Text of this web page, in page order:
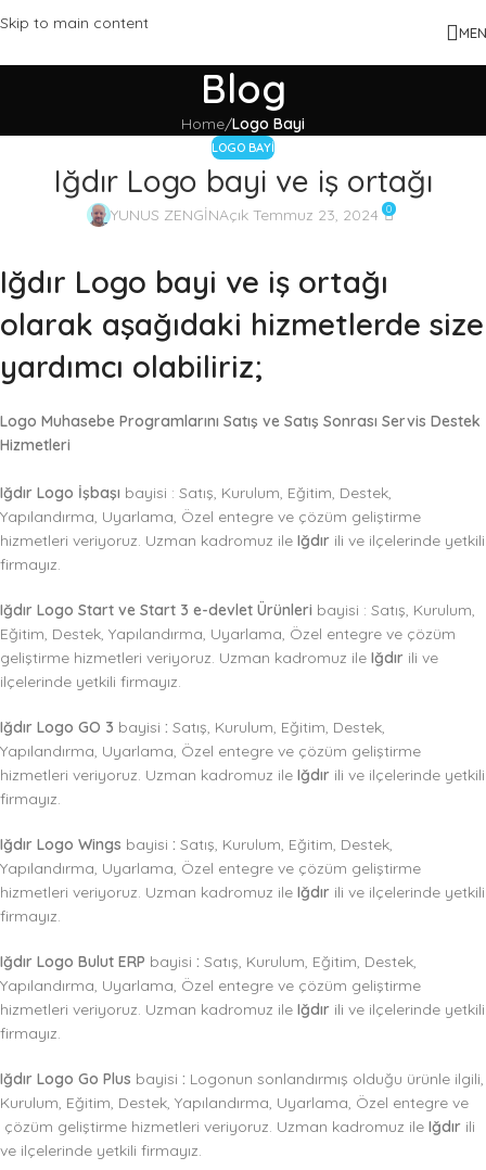
Skip to main content
Blog
Home/Logo Bayi
LOGO BAYI
Iğdır Logo bayi ve iş ortağı
YUNUS ZENGİNAçık Temmuz 23, 2024 0
Iğdır Logo bayi ve iş ortağı
olarak aşağıdaki hizmetlerde size
yardımcı olabiliriz;
Logo Muhasebe Programlarını Satış ve Satış Sonrası Servis Destek
Hizmetleri
Iğdır Logo İşbaşı bayisi : Satış, Kurulum, Eğitim, Destek,
Yapılandırma, Uyarlama, Özel entegre ve çözüm geliştirme
hizmetleri veriyoruz. Uzman kadromuz ile Iğdır ili ve ilçelerinde yetkili
firmayız.
Iğdır Logo Start ve Start 3 e-devlet Ürünleri bayisi : Satış, Kurulum,
Eğitim, Destek, Yapılandırma, Uyarlama, Özel entegre ve çözüm
geliştirme hizmetleri veriyoruz. Uzman kadromuz ile Iğdır ili ve
ilçelerinde yetkili firmayız.
Iğdır Logo GO 3 bayisi : Satış, Kurulum, Eğitim, Destek,
Yapılandırma, Uyarlama, Özel entegre ve çözüm geliştirme
hizmetleri veriyoruz. Uzman kadromuz ile Iğdır ili ve ilçelerinde yetkili
firmayız.
Iğdır Logo Wings bayisi : Satış, Kurulum, Eğitim, Destek,
Yapılandırma, Uyarlama, Özel entegre ve çözüm geliştirme
hizmetleri veriyoruz. Uzman kadromuz ile Iğdır ili ve ilçelerinde yetkili
firmayız.
Iğdır Logo Bulut ERP bayisi : Satış, Kurulum, Eğitim, Destek,
Yapılandırma, Uyarlama, Özel entegre ve çözüm geliştirme
hizmetleri veriyoruz. Uzman kadromuz ile Iğdır ili ve ilçelerinde yetkili
firmayız.
Iğdır Logo Go Plus bayisi : Logonun sonlandırmış olduğu ürünle ilgili,
Kurulum, Eğitim, Destek, Yapılandırma, Uyarlama, Özel entegre ve
çözüm geliştirme hizmetleri veriyoruz. Uzman kadromuz ile Iğdır ili
ve ilçelerinde yetkili firmayız.